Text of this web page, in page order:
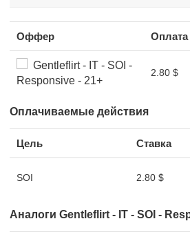
Оффер Оплата
Gentleflirt - IT - SOI -
Responsive - 21+
2.80 $
Оплачиваемые действия
Цель Ставка
SOI 2.80 $
Аналоги Gentleflirt - IT - SOI -